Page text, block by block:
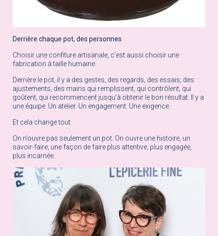
Derrière chaque pot, des personnes
Choisir une confiture artisanale, c’est aussi choisir une
fabrication à taille humaine.
Derrière le pot, il y a des gestes, des regards, des essais, des
ajustements, des mains qui remplissent, qui contrôlent, qui
goûtent, qui recommencent jusqu’à obtenir le bon résultat. Il y a
une équipe. Un atelier. Un engagement. Une exigence.
Et cela change tout.
On n’ouvre pas seulement un pot. On ouvre une histoire, un
savoir-faire, une façon de faire plus attentive, plus engagée,
plus incarnée.